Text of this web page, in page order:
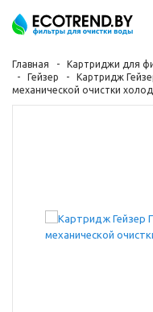
Главная Картриджи для
Гейзер
Картридж
механической очистки